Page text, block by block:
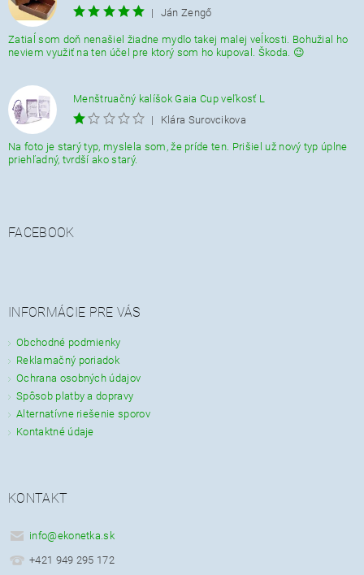
|
Ján Zengő
Zatiaĺ som doň nenašiel žiadne mydlo takej malej veĺkosti. Bohužial ho
neviem využiť na ten účel pre ktorý som ho kupoval. Škoda. 😉
Menštruačný kalíšok Gaia Cup veľkosť L
|
Klára Surovcikova
Na foto je starý typ, myslela som, že príde ten. Prišiel už nový typ úplne
priehľadný, tvrdší ako starý.
FACEBOOK
INFORMÁCIE PRE VÁS
Obchodné podmienky
Reklamačný poriadok
Ochrana osobných údajov
Spôsob platby a dopravy
Alternatívne riešenie sporov
Kontaktné údaje
KONTAKT
info@ekonetka.sk
+421 949 295 172